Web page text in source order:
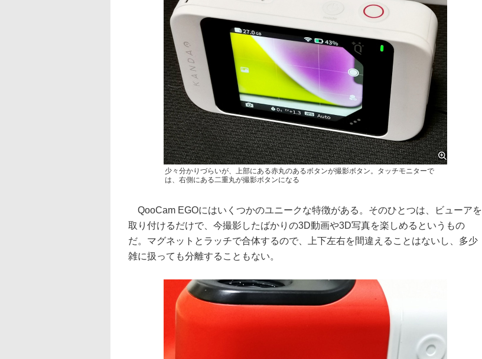
少々分かりづらいが、上部にある赤丸のあるボタンが撮影ボタン。タッチモニターで
は、右側にある二重丸が撮影ボタンになる
QooCam EGOにはいくつかのユニークな特徴がある。そのひとつは、ビューアを
取り付けるだけで、今撮影したばかりの3D動画や3D写真を楽しめるというもの
だ。マグネットとラッチで合体するので、上下左右を間違えることはないし、多少
雑に扱っても分離することもない。